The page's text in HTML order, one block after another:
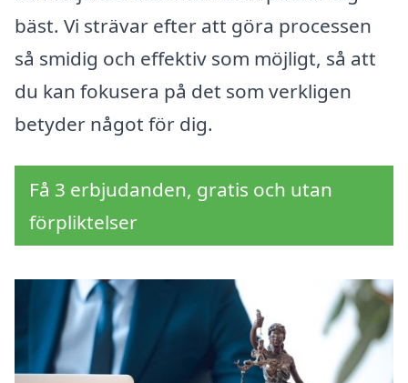
bäst. Vi strävar efter att göra processen
så smidig och effektiv som möjligt, så att
du kan fokusera på det som verkligen
betyder något för dig.
Få 3 erbjudanden, gratis och utan
förpliktelser